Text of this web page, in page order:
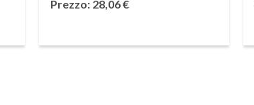
Prezzo: 28,06€